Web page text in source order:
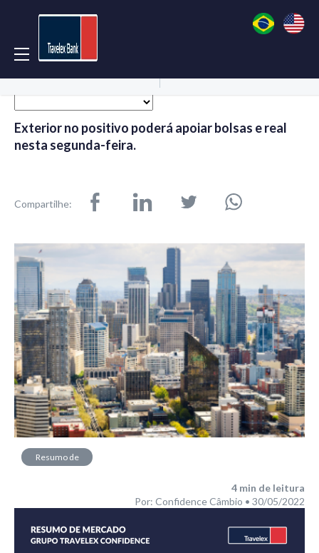
Exterior no positivo poderá apoiar bolsas e real
nesta segunda-feira.
Compartilhe:
Resumo de
4 min de leitura
Por: Confidence Câmbio • 30/05/2022